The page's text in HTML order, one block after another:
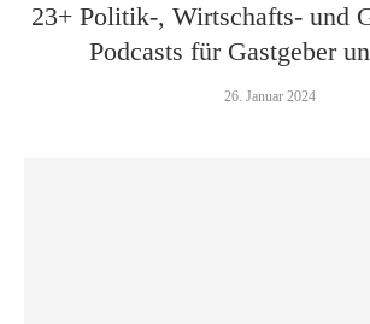
23+ Politik-, Wirtschafts- und
Podcasts für Gastgeber
26. Januar 2024